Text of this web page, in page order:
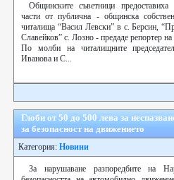
Общинските съветници предоставиха
части от публична - общинска
читалища “Васил Левски” в с. Берсин,
Славейков” с. Лозно - предаде репортер на
По молби на читалищните
Иванова и С...
Глоби от 50 до 500 лева за
за безопасност на движението
Категория: Новини
За нарушаване разпоредбите на